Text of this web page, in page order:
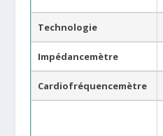
Technologie
Impédancemètre
Cardiofréquencemètre